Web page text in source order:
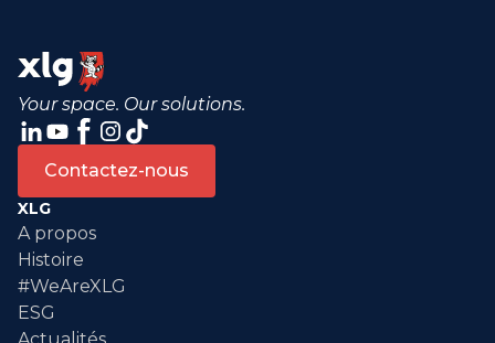
Your space. Our solutions.
Contactez-nous
XLG
A propos
Histoire
#WeAreXLG
ESG
Actualités